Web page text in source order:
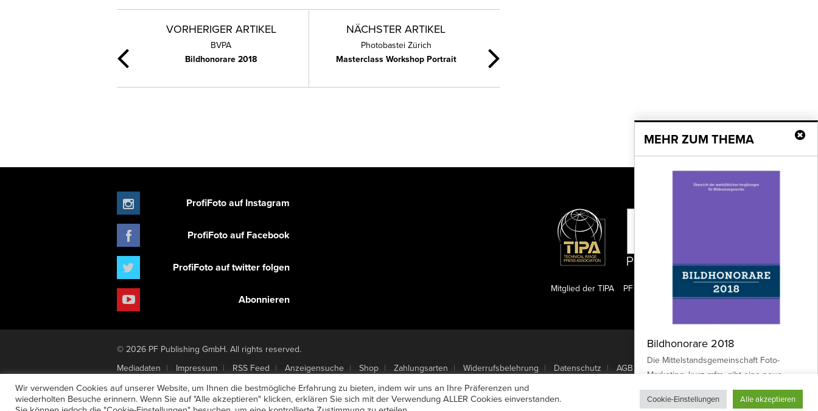
VORHERIGER ARTIKEL
BVPA
Bildhonorare 2018
NÄCHSTER ARTIKEL
Photobastei Zürich
Masterclass Workshop Portrait
MEHR ZUM THEMA
Bildhonorare 2018
Die Mittelstandsgemeinschaft Foto-
Marketing, kurz mfm, gibt eine neue
Ausgabe ihrer Publikation „Bildhonorare -
Übersicht...
ProfiFoto auf Instagram
ProfiFoto auf Facebook
ProfiFoto auf twitter folgen
Abonnieren
PF Publishing GmbH
Mitglied der TIPA
© 2026 PF Publishing GmbH. All rights reserved.
Nach oben
Mediadaten
Impressum RSS Feed Anzeigensuche Shop Zahlungsarten Widerrufsbelehrung Datenschutz
AGB
Newsletter-Anmeldung
Verträge hier kündigen Mein Account Passwort vergessen
Wir verwenden Cookies auf unserer Website, um Ihnen die bestmögliche Erfahrung zu bieten, indem wir uns an Ihre Präferenzen und
wiederholten Besuche erinnern. Wenn Sie auf "Alle akzeptieren" klicken, erklären Sie sich mit der Verwendung ALLER Cookies einverstanden.
Cookie-Einstellungen Alle akzeptieren